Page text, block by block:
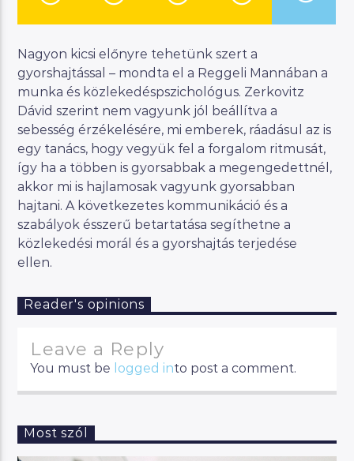
Manna FM
Nagyon kicsi előnyre tehetünk szert a
gyorshajtással – mondta el a Reggeli Mannában a
munka és közlekedéspszichológus. Zerkovitz
Dávid szerint nem vagyunk jól beállítva a
sebesség érzékelésére, mi emberek, ráadásul az is
egy tanács, hogy vegyük fel a forgalom ritmusát,
így ha a többen is gyorsabbak a megengedettnél,
akkor mi is hajlamosak vagyunk gyorsabban
hajtani. A következetes kommunikáció és a
szabályok ésszerű betartatása segíthetne a
közlekedési morál és a gyorshajtás terjedése
ellen.
Reader's opinions
Leave a Reply
You must be logged into post a comment.
Most szól